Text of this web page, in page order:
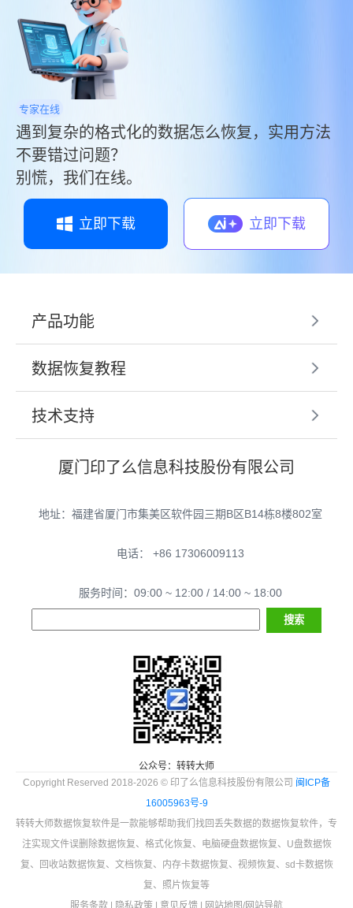
专家在线
遇到复杂的格式化的数据怎么恢复，实用方法
不要错过问题？
别慌，我们在线。
立即下载 立即下载
产品功能
数据恢复教程
技术支持
厦门印了么信息科技股份有限公司
地址：福建省厦门市集美区软件园三期B区B14栋8楼802室
电话： +86 17306009113
服务时间：09:00 ~ 12:00 / 14:00 ~ 18:00
公众号：转转大师
Copyright Reserved 2018-2026 © 印了么信息科技股份有限公司 闽ICP备
16005963号-9
转转大师数据恢复软件是一款能够帮助我们找回丢失数据的数据恢复软件，专
注实现文件误删除数据恢复、格式化恢复、电脑硬盘数据恢复、U盘数据恢
复、回收站数据恢复、文档恢复、内存卡数据恢复、视频恢复、sd卡数据恢
复、照片恢复等
服务条款 | 隐私政策 | 意见反馈 | 网站地图/网站导航